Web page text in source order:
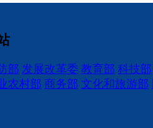
部 发展改革委 教育部 科技部
农村部 商务部 文化和旅游部